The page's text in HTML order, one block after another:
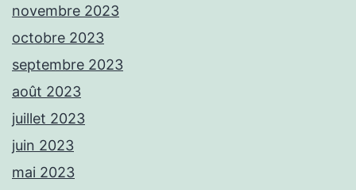
novembre 2023
octobre 2023
septembre 2023
août 2023
juillet 2023
juin 2023
mai 2023